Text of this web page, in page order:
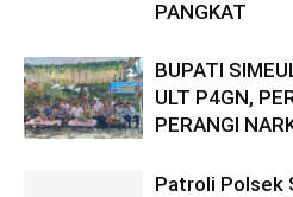
PANGKAT
BUPATI
ULT P4GN,
PERANGI
Patroli Polsek